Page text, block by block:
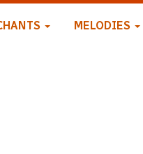
MELODIES